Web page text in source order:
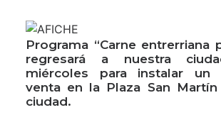
Programa “Carne entrerriana
regresará a nuestra
miércoles para instalar un
venta en la Plaza San
ciudad.